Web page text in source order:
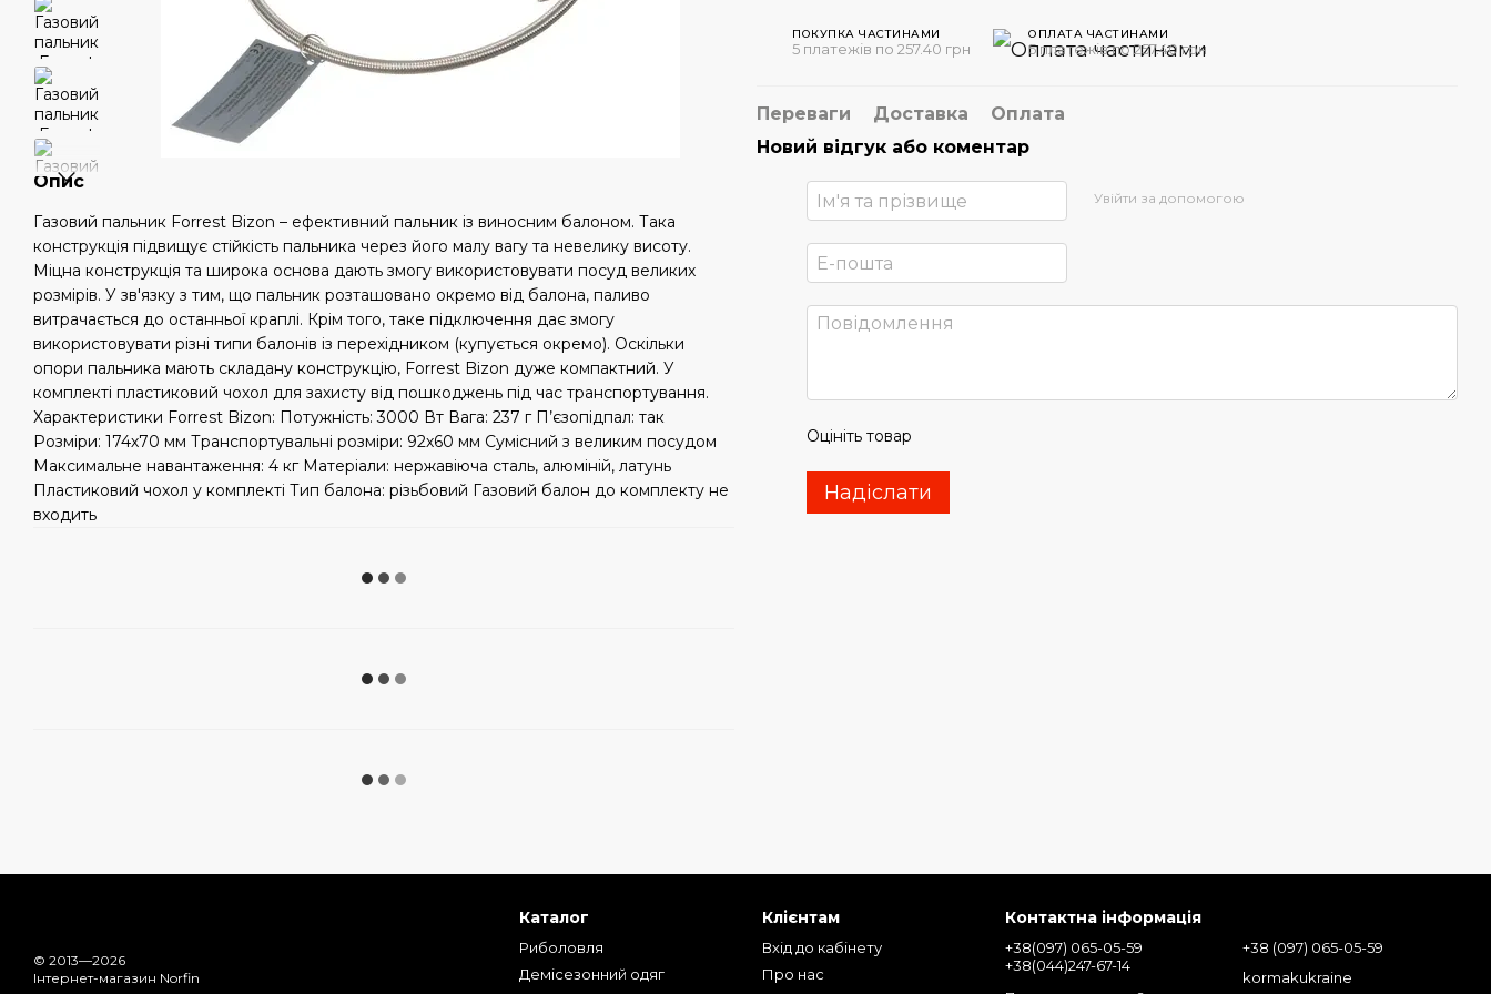
Опис
Газовий пальник Forrest Bizon – ефективний пальник із виносним балоном. Така
конструкція підвищує стійкість пальника через його малу вагу та невелику висоту.
Міцна конструкція та широка основа дають змогу використовувати посуд великих
розмірів. У зв'язку з тим, що пальник розташовано окремо від балона, паливо
витрачається до останньої краплі. Крім того, таке підключення дає змогу
використовувати різні типи балонів із перехідником (купується окремо). Оскільки
опори пальника мають складану конструкцію, Forrest Bizon дуже компактний. У
комплекті пластиковий чохол для захисту від пошкоджень під час транспортування.
Характеристики Forrest Bizon: Потужність: 3000 Вт Вага: 237 г П’єзопідпал: так
Розміри: 174х70 мм Транспортувальні розміри: 92х60 мм Сумісний з великим посудом
Максимальне навантаження: 4 кг Матеріали: нержавіюча сталь, алюміній, латунь
Пластиковий чохол у комплекті Тип балона: різьбовий Газовий балон до комплекту не
входить
ПОКУПКА ЧАСТИНАМИ
5 платежів по 257.40 грн
ОПЛАТА ЧАСТИНАМИ
5 платежів по 257.40 грн
Переваги Доставка
Оплата
Новий відгук або коментар
Увійти за допомогою
Оцініть товар
Надіслати
© 2013—2026
Інтернет-магазин Norfin
Каталог
Риболовля
Демісезонний одяг
Клієнтам
Вхід до кабінету
Про нас
Контактна інформація
+38(097) 065-05-59
+38(044)247-67-14
+38 (097) 065-05-59
kormakukraine